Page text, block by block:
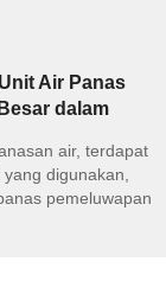
Air Panas
dalam
air, terdapat
digunakan,
pemeluwapan